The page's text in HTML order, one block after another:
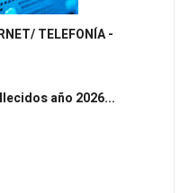
TELEFONÍA -
año 2026...